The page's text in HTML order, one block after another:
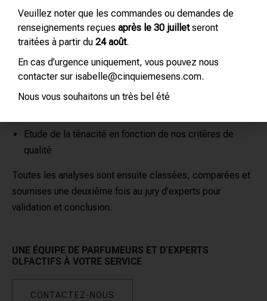
CINQUIÈME SENS »
Notre méthode s’appuie sur plus de quarante ans
Evaluation olfactive effectuée à l’aveugle afin de
garantir toute partialité
Etude de la ténacité en fonction de nos critères de
qualité
Toutes les analyses sont ensuite classées, comparées et
soumises une deuxième fois au jury d’experts pour
validation et conclusion.
UNE ÉQUIPE DE PARFUMEURS ET D’EXPERTS
OLFACTIFS À VOTRE SERVICE
CONTACTEZ-NOUS
Veuillez noter que les commandes ou demandes de
renseignements reçues après le 30 juilletseront
traitées à partir du 24 août.
En cas d’urgence uniquement, vous pouvez nous
contacter sur isabelle@cinquiemesens.com.
Nous vous souhaitons un très bel été